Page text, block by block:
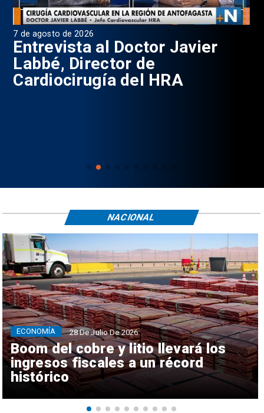
7 de agosto de 2026
Entrevista al Doctor Javier
Labbé, Director de
Cardiocirugía del HRA
Boom del cobre y litio llevará los
ingresos fiscales a un récord
histórico
ECONOMÍA 28 De Julio De 2026
NACIONAL